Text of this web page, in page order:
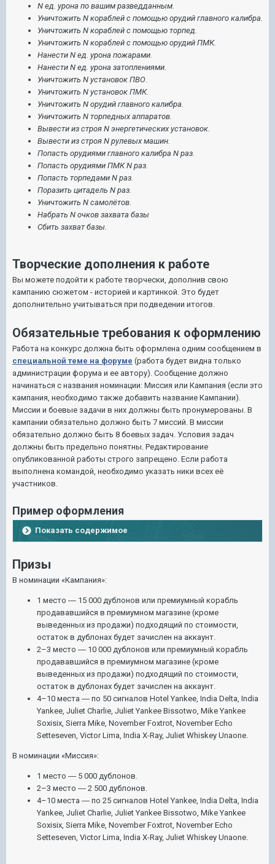
N ед. урона по вашим разведданным.
Уничтожить N кораблей с помощью орудий главного калибра.
Уничтожить N кораблей с помощью торпед.
Уничтожить N кораблей с помощью орудий ПМК.
Нанести N ед. урона пожарами.
Нанести N ед. урона затоплениями.
Уничтожить N установок ПВО.
Уничтожить N установок ПМК.
Уничтожить N орудий главного калибра.
Уничтожить N торпедных аппаратов.
Вывести из строя N энергетических установок.
Вывести из строя N рулевых машин.
Попасть орудиями главного калибра N раз.
Попасть орудиями ПМК N раз.
Попасть торпедами N раз.
Поразить цитадель N раз.
Уничтожить N самолётов.
Набрать N очков захвата базы
Сбить захват базы.
Творческие дополнения к работе
Вы можете подойти к работе творчески, дополнив свою
кампанию сюжетом - историей и картинкой. Это будет
дополнительно учитываться при подведении итогов.
Обязательные требования к оформлению
Работа на конкурс должна быть оформлена одним сообщением в
специальной теме на форуме (работа будет видна только
администрации форума и ее автору). Сообщение должно
начинаться с названия номинации: Миссия или Кампания (если это
кампания, необходимо также добавить название Кампании).
Миссии и боевые задачи в них должны быть пронумерованы. В
кампании обязательно должно быть 7 миссий. В миссии
обязательно должно быть 8 боевых задач. Условия задач
должны быть предельно понятны. Редактирование
опубликованной работы строго запрещено. Если работа
выполнена командой, необходимо указать ники всех её
участников.
Пример оформления
Показать содержимое
Призы
В номинации «Кампания»:
1 место ― 15 000 дублонов или премиумный корабль
продававшийся в премиумном магазине (кроме
выведенных из продажи) подходящий по стоимости,
остаток в дублонах будет зачислен на аккаунт.
2–3 место ― 10 000 дублонов или премиумный корабль
продававшийся в премиумном магазине (кроме
выведенных из продажи) подходящий по стоимости,
остаток в дублонах будет зачислен на аккаунт.
4–10 места ― по 50 сигналов Hotel Yankee, India Delta, India
Yankee, Juliet Charlie, Juliet Yankee Bissotwo, Mike Yankee
Soxisix, Sierra Mike, November Foxtrot, November Echo
Setteseven, Victor Lima, India X-Ray, Juliet Whiskey Unaone.
В номинации «Миссия»:
1 место ― 5 000 дублонов.
2–3 место ― 2 500 дублонов.
4–10 места ― по 25 сигналов Hotel Yankee, India Delta, India
Yankee, Juliet Charlie, Juliet Yankee Bissotwo, Mike Yankee
Soxisix, Sierra Mike, November Foxtrot, November Echo
Setteseven, Victor Lima, India X-Ray, Juliet Whiskey Unaone.